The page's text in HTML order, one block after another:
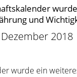
und
2018
wurde ein